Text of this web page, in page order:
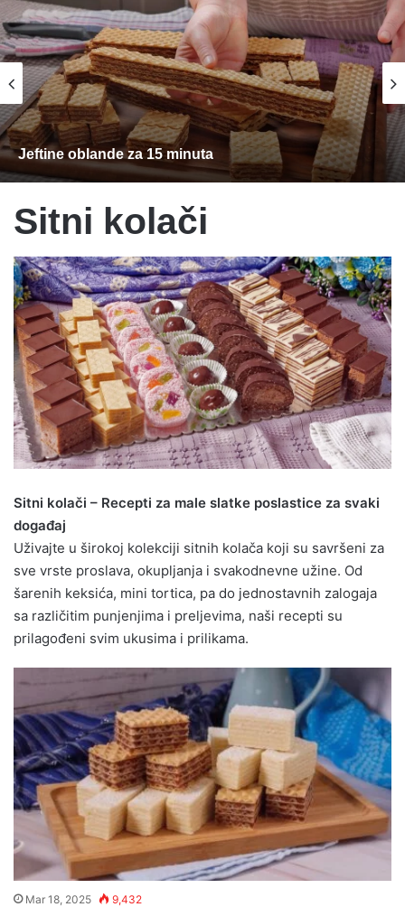
Jeftine oblande za 15 minuta
Sitni kolači
Sitni kolači – Recepti za male slatke poslastice za svaki
događaj
Uživajte u širokoj kolekciji sitnih kolača koji su savršeni za
sve vrste proslava, okupljanja i svakodnevne užine. Od
šarenih keksića, mini tortica, pa do jednostavnih zalogaja
sa različitim punjenjima i preljevima, naši recepti su
prilagođeni svim ukusima i prilikama.
Mar 18, 2025 9,432